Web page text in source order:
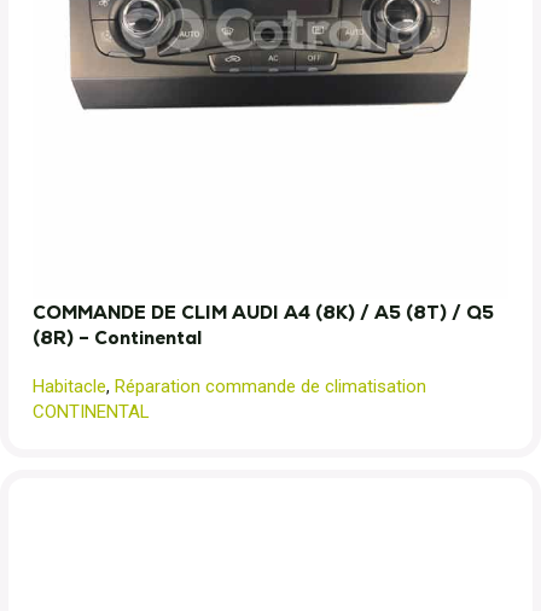
COMMANDE DE CLIM AUDI A4 (8K) / A5 (8T) / Q5
(8R) – Continental
Habitacle, Réparation commande de climatisation
CONTINENTAL